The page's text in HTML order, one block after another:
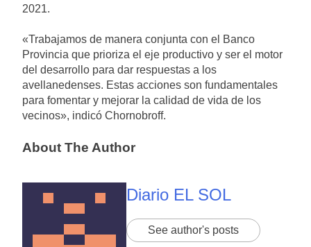
2021.
«Trabajamos de manera conjunta con el Banco
Provincia que prioriza el eje productivo y ser el motor
del desarrollo para dar respuestas a los
avellanedenses. Estas acciones son fundamentales
para fomentar y mejorar la calidad de vida de los
vecinos», indicó Chornobroff.
About The Author
Diario EL SOL
See author's posts